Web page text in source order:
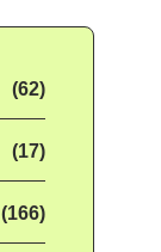
(62)
(17)
(166)